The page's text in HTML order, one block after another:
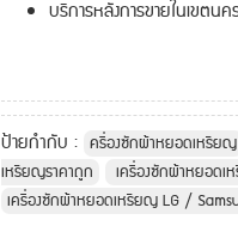
บริการหลังการขายในเขตนค
ป้ายกำกับ : ครื่องซักผ้าหยอดเหรียญ
เหรียญราคาถูก
เครื่องซักผ้าหยอด
เครื่องซักผ้าหยอดเหรียญ LG /